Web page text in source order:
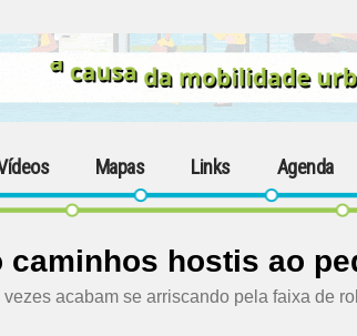
Mapas Links Agenda
caminhos hostis ao
acabam se arriscando pela faixa de